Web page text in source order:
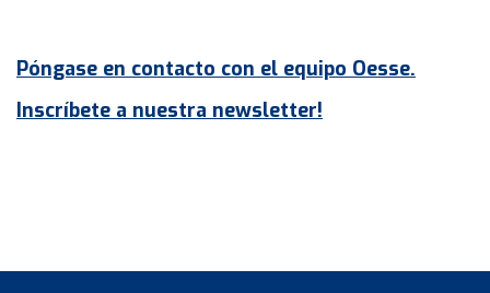
Póngase en contacto con el equipo Oesse.
Inscríbete a nuestra newsletter!